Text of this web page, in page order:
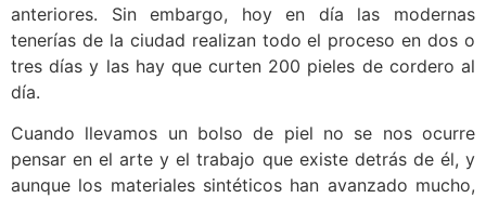
anteriores. Sin embargo, hoy en día las modernas
tenerías de la ciudad realizan todo el proceso en dos o
tres días y las hay que curten 200 pieles de cordero al
día.
Cuando llevamos un bolso de piel no se nos ocurre
pensar en el arte y el trabajo que existe detrás de él, y
aunque los materiales sintéticos han avanzado mucho,